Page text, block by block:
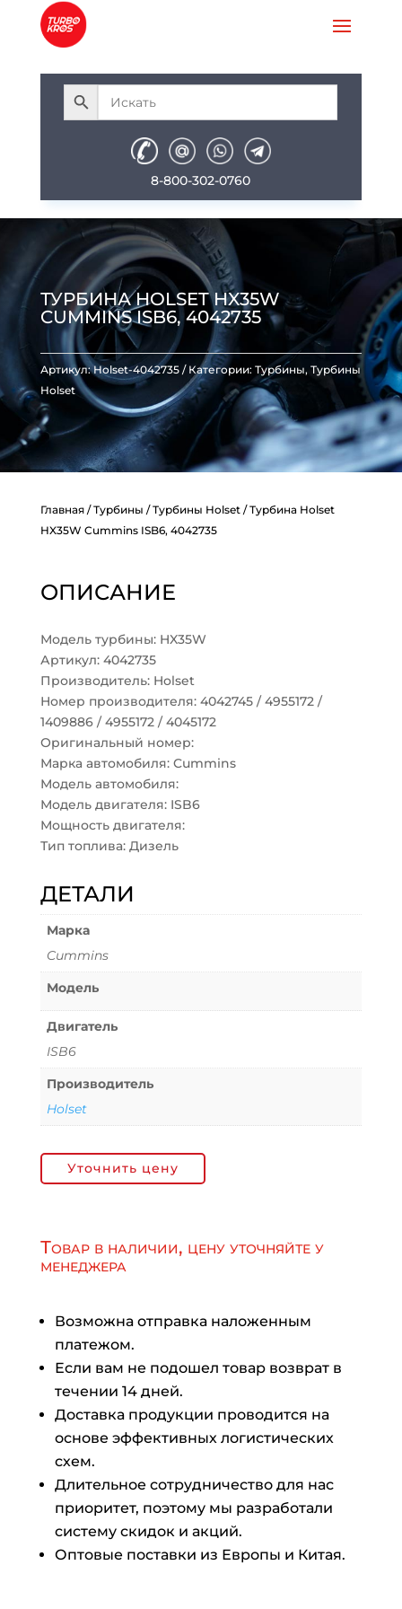
8-800-302-0760
ТУРБИНА HOLSET HX35W
CUMMINS ISB6, 4042735
Артикул:Holset-4042735 Категории: Турбины, Турбины
Holset
Главная/Турбины /Турбины Holset/ Турбина Holset
HX35W Cummins ISB6, 4042735
ОПИСАНИЕ
Модель турбины: HX35W
Артикул: 4042735
Производитель: Holset
Номер производителя: 4042745 / 4955172 /
1409886 / 4955172 / 4045172
Оригинальный номер:
Марка автомобиля: Cummins
Модель автомобиля:
Модель двигателя: ISB6
Мощность двигателя:
Тип топлива: Дизель
ДЕТАЛИ
Марка
Cummins
Модель
Двигатель
ISB6
Производитель
Holset
Уточнить цену
Товар в наличии, цену уточняйте у
менеджера
Возможна отправка наложенным
платежом.
Если вам не подошел товар возврат в
течении 14 дней.
Доставка продукции проводится на
основе эффективных логистических
схем.
Длительное сотрудничество для нас
приоритет, поэтому мы разработали
систему скидок и акций.
Оптовые поставки из Европы и Китая.